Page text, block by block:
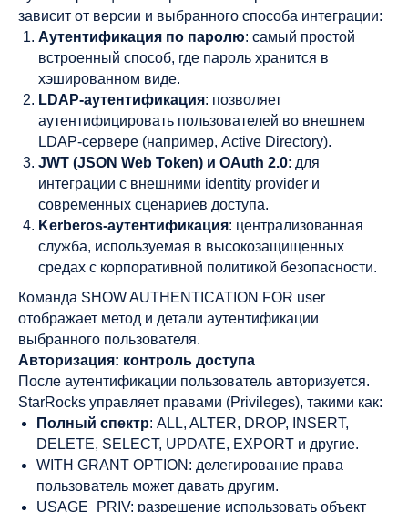
зависит от версии и выбранного способа интеграции:
Аутентификация по паролю: самый простой
встроенный способ, где пароль хранится в
хэшированном виде.
LDAP-аутентификация: позволяет
аутентифицировать пользователей во внешнем
LDAP-сервере (например, Active Directory).
JWT (JSON Web Token) и OAuth 2.0: для
интеграции с внешними identity provider и
современных сценариев доступа.
Kerberos-аутентификация: централизованная
служба, используемая в высокозащищенных
средах с корпоративной политикой безопасности.
Команда SHOW AUTHENTICATION FOR user
отображает метод и детали аутентификации
выбранного пользователя.
Авторизация: контроль доступа
После аутентификации пользователь авторизуется.
StarRocks управляет правами (Privileges), такими как:
Полный спектр: ALL, ALTER, DROP, INSERT,
DELETE, SELECT, UPDATE, EXPORT и другие.
WITH GRANT OPTION: делегирование права
пользователь может давать другим.
USAGE_PRIV: разрешение использовать объект